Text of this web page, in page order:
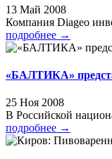
13 Май 2008
Компания Diageo
подробнее →
«БАЛТИКА»
25 Ноя 2008
В Российской
подробнее →